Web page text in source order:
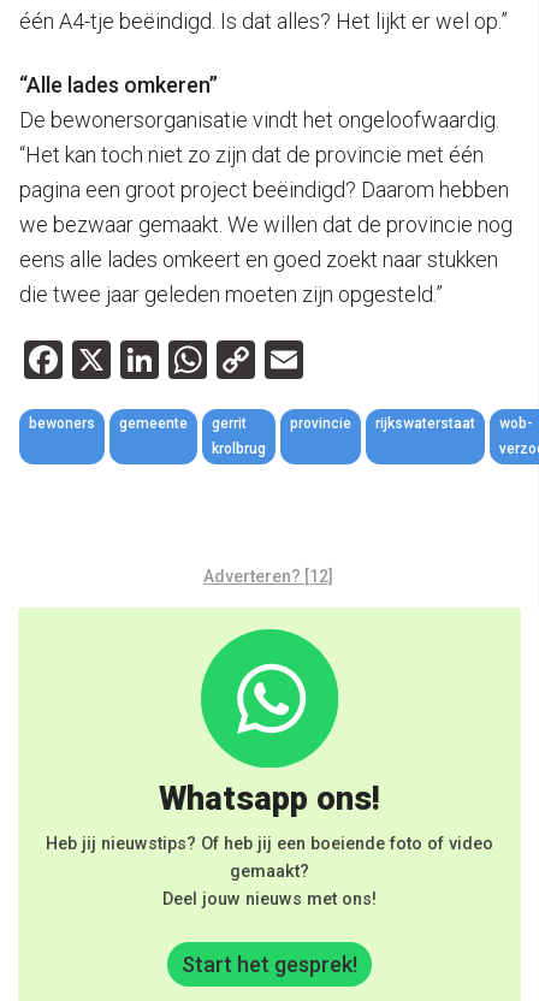
één A4-tje beëindigd. Is dat alles? Het lijkt er wel op.”
“Alle lades omkeren”
De bewonersorganisatie vindt het ongeloofwaardig.
“Het kan toch niet zo zijn dat de provincie met één
pagina een groot project beëindigd? Daarom hebben
we bezwaar gemaakt. We willen dat de provincie nog
eens alle lades omkeert en goed zoekt naar stukken
die twee jaar geleden moeten zijn opgesteld.”
Facebook
X LinkedIn
WhatsApp
Copy
Link
bewoners gemeente
gerrit
krolbrug
provincie rijkswaterstaat
wob-
Adverteren? [12]
Whatsapp ons!
Heb jij nieuwstips? Of heb jij een boeiende foto of video
gemaakt?
Deel jouw nieuws met ons!
Start het gesprek!